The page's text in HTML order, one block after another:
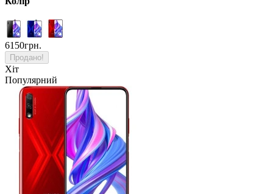
6150грн.
Продано!
Хіт
Популярний